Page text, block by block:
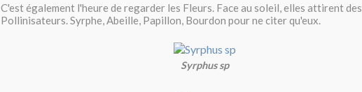
C'est également l'heure de regarder les Fleurs. Face au soleil, elles attirent des
Pollinisateurs. Syrphe, Abeille, Papillon, Bourdon pour ne citer qu'eux.
Syrphus sp